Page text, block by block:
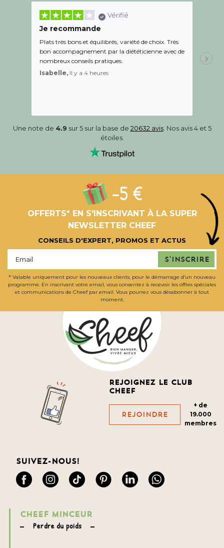
Vérifié
Je recommande
Plats très bons et équilibrés, variété de choix. Très
bon accompagnement par la diététicienne avec de
nombreux conseils pratiques.
Isabelle, Il y a 4 heures
de l
aidé
Une note de 4.9 sur 5 sur la base de 20632 avis. Nos avis 4 et 5
étoiles.
-5 €
OFFERTS* EN S'INSCRIVANT À LA SUPER
NEWSLETTER CHEEF
CONSEILS D'EXPERT, PROMOS ET ACTUS
S'inscrire
* Valable uniquement pour les nouveaux clients, pour le démarrage d’un nouveau
programme. En inscrivant votre email, vous consentez à recevoir les offres spéciales
et communications de Cheef par email. Vous pourrez vous désabonner à tout
moment.
Rejoignez le club
cheef
Rejoindre
+ de
19.000
membres
Suivez-nous!
CHEEF MINCEUR
Perdre du poids